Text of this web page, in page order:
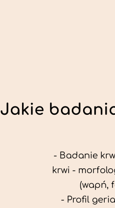
Jakie
- Badanie
krwi -
(wapń,
- Profil